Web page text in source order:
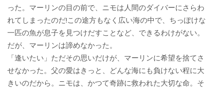
った。マーリンの目の前で、ニモは人間のダイバーにさらわ
れてしまったのだ!この途方もなく広い海の中で、ちっぽけな
一匹の魚が息子を見つけだすことなど、できるわけがない。
だが、マーリンは諦めなかった。
「逢いたい」ただその思いだけが、マーリンに希望を捨てさ
せなかった。父の愛はきっと、どんな海にも負けない程に大
きいのだから。ニモは、かつて奇跡に救われた大切な命。そ